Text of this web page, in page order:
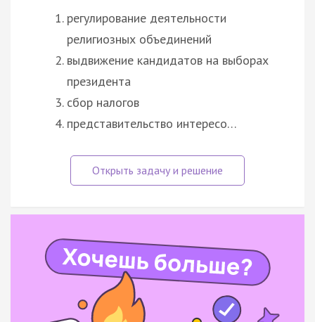
регулирование деятельности
религиозных объединений
выдвижение кандидатов на выборах
президента
сбор налогов
представительство интересо…